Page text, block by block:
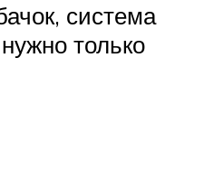
система
только